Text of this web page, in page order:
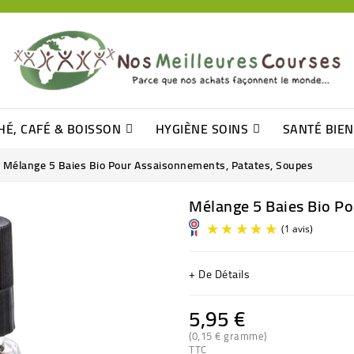
CAFÉ & BOISSON HYGIÈNE SOINS SANTÉ
Mélange 5 Baies Bio Pour Assaisonnements, Patates, Soupes
Mélange 5 Baies Bio
+ De Détails
5,95 €
(0,15 € gramme)
TTC